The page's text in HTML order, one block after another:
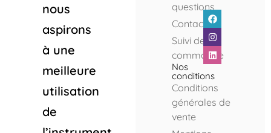
nous
aspirons
à une
meilleure
utilisation
de
questions
Contact
Suivi de
commande
Nos
conditions
Conditions
générales de
vente